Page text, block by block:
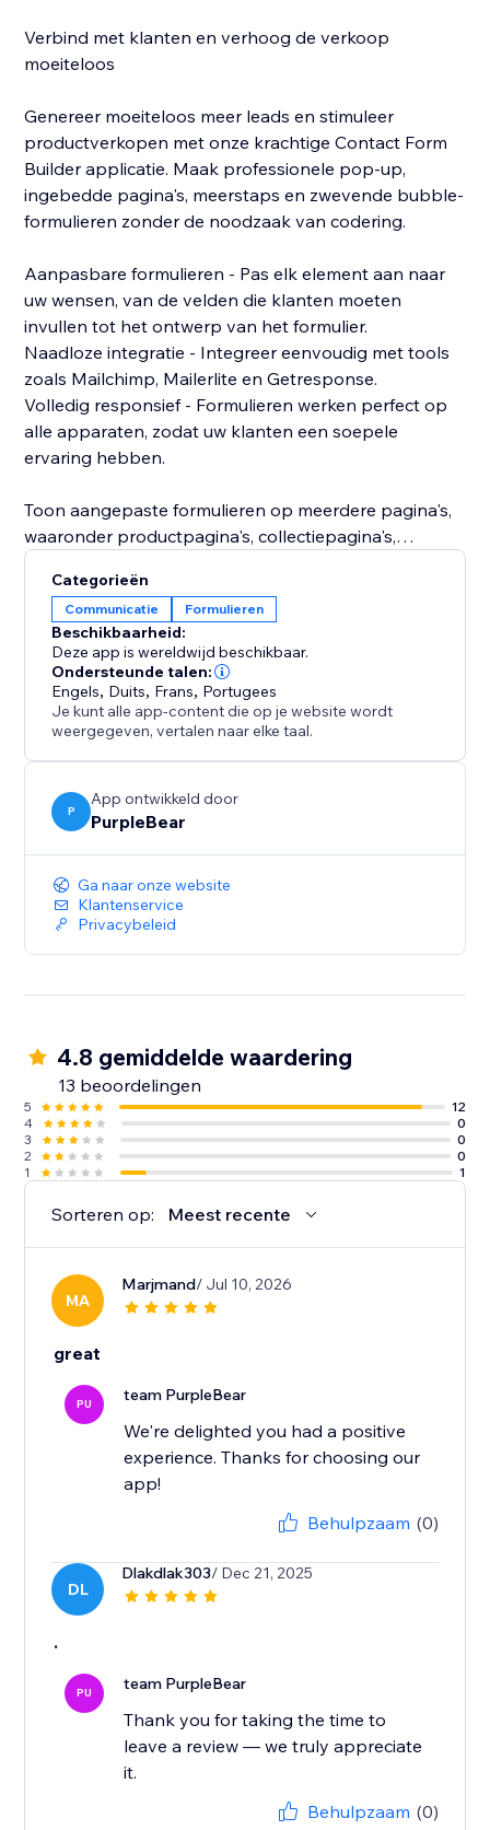
Verbind met klanten en verhoog de verkoop
moeiteloos
Genereer moeiteloos meer leads en stimuleer
productverkopen met onze krachtige Contact Form
Builder applicatie. Maak professionele pop-up,
ingebedde pagina's, meerstaps en zwevende bubble-
formulieren zonder de noodzaak van codering.
Aanpasbare formulieren - Pas elk element aan naar
uw wensen, van de velden die klanten moeten
invullen tot het ontwerp van het formulier.
Naadloze integratie - Integreer eenvoudig met tools
zoals Mailchimp, Mailerlite en Getresponse.
Volledig responsief - Formulieren werken perfect op
alle apparaten, zodat uw klanten een soepele
ervaring hebben.
Toon aangepaste formulieren op meerdere pagina's,
waaronder productpagina's, collectiepagina's,
en verbeter de klantbetrokkenheid. Maak eenvoudig
formulieren, verzamel essentiële gegevens en lever
eersteklas klantenondersteuning.
Categorieën
Communicatie Formulieren
Beschikbaarheid:
Deze app is wereldwijd beschikbaar.
Ondersteunde talen:
Engels, Duits, Frans, Portugees
Je kunt alle app-content die op je website wordt
weergegeven, vertalen naar elke taal.
P
App ontwikkeld door
PurpleBear
Ga naar onze website
Klantenservice
Privacybeleid
4.8 gemiddelde waardering
13 beoordelingen
5
12
4
0
3
0
2
0
1
1
Sorteren op: Meest recente
MA
Marjmand/ Jul 10, 2026
great
PU team PurpleBear
We're delighted you had a positive
experience. Thanks for choosing our
app!
Behulpzaam (0)
DL
Dlakdlak303/ Dec 21, 2025
.
PU team PurpleBear
Thank you for taking the time to
leave a review — we truly appreciate
it.
Behulpzaam (0)